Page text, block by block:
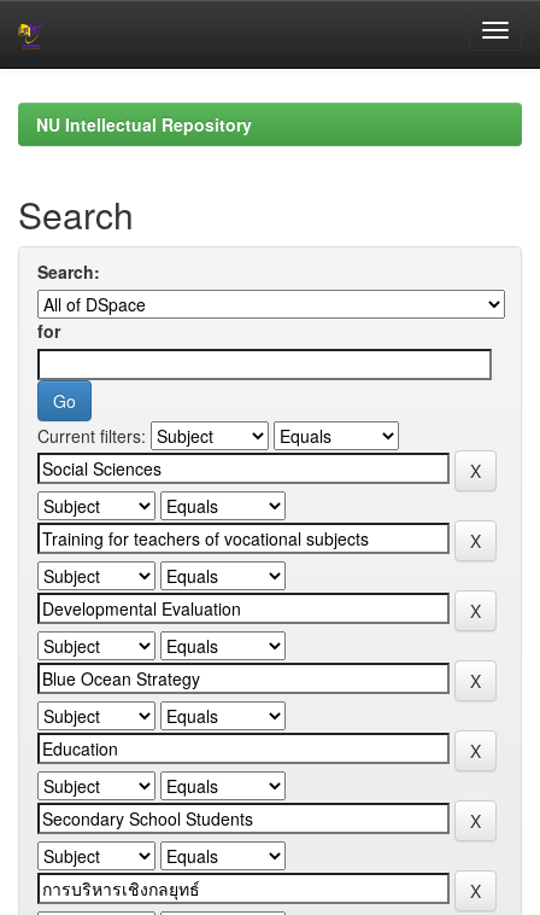
navigationNU Intellectual Repository
Search
Search:
for
Current filters: